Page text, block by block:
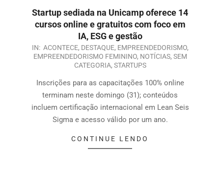
Startup sediada na Unicamp oferece 14
cursos online e gratuitos com foco em
IA, ESG e gestão
IN: ACONTECE, DESTAQUE, EMPREENDEDORISMO,
EMPREENDEDORISMO FEMININO, NOTÍCIAS, SEM
CATEGORIA, STARTUPS
Inscrições para as capacitações 100% online
terminam neste domingo (31); conteúdos
incluem certificação internacional em Lean Seis
Sigma e acesso válido por um ano.
CONTINUE LENDO